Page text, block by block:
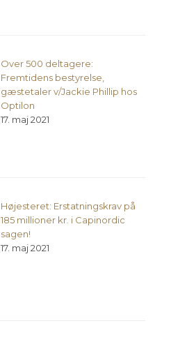
Over 500 deltagere:
Fremtidens bestyrelse,
gæstetaler v/Jackie Phillip hos
Optilon
17. maj 2021
Højesteret: Erstatningskrav på
185 millioner kr. i Capinordic
sagen!
17. maj 2021